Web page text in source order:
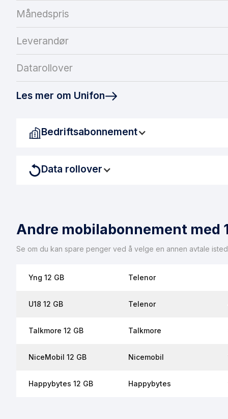
Månedspris
Leverandør
Datarollover
Les mer om Unifon
Bedriftsabonnement
Data rollover
Andre mobilabonnement med
Se om du kan spare penger ved å velge en annen avtale
Yng 12 GB Telenor
U18 12 GB Telenor
Talkmore 12 GB Talkmore
NiceMobil 12 GB Nicemobil
Happybytes 12 GB Happybytes